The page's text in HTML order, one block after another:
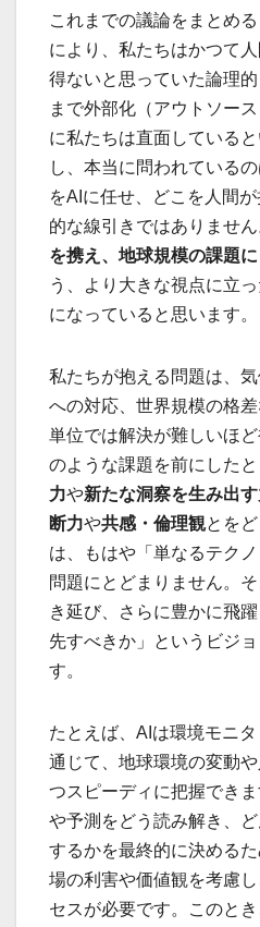
これまでの議論をまとめ
により、私たちはかつて
得ないと思っていた論理
まで外部化（アウトソー
に私たちは直面している
し、本当に問われている
をAIに任せ、どこを人間
的な線引きではありませ
を携え、地球規模の課題
う、より大きな視点に立
になっていると思います。
私たちが抱える問題は、
への対応、世界規模の格
単位では解決が難しいほ
のような課題を前にしたと
力や新たな洞察を生み出す
断力や共感・倫理観とを
は、もはや「単なるテク
問題にとどまりません。
き延び、さらに豊かに飛
先すべきか」というビジ
す。
たとえば、AIは環境モニ
通じて、地球環境の変動
つスピーディに把握でき
や予測をどう読み解き、
するかを最終的に決める
場の利害や価値観を考慮
セスが必要です。このと